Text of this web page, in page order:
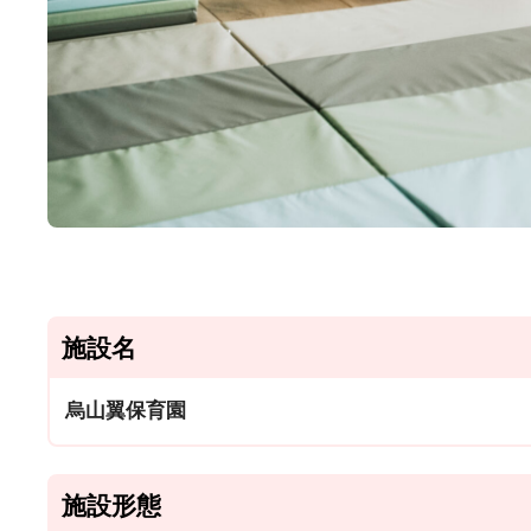
施設名
烏山翼保育園
施設形態